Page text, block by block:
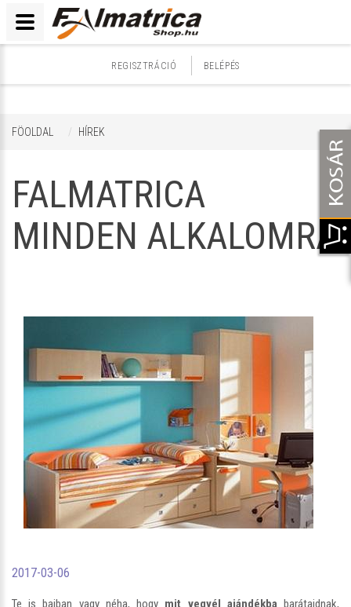
REGISZTRÁCIÓ BELÉPÉS
FÖOLDAL HÍREK
FALMATRICA
MINDEN ALKALOMRA
2017-03-06
Te is bajban vagy néha, hogy mit vegyél ajándékbabarátaidnak,